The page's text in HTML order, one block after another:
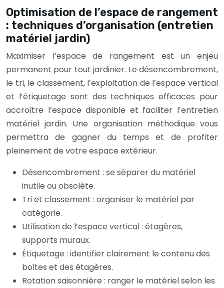
Optimisation de l’espace de rangement
: techniques d’organisation (entretien
matériel jardin)
Maximiser l’espace de rangement est un enjeu
permanent pour tout jardinier. Le désencombrement,
le tri, le classement, l’exploitation de l’espace vertical
et l’étiquetage sont des techniques efficaces pour
accroître l’espace disponible et faciliter l’entretien
matériel jardin. Une organisation méthodique vous
permettra de gagner du temps et de profiter
pleinement de votre espace extérieur.
Désencombrement : se séparer du matériel
inutile ou obsolète.
Tri et classement : organiser le matériel par
catégorie.
Utilisation de l’espace vertical : étagères,
supports muraux.
Étiquetage : identifier clairement le contenu des
boîtes et des étagères.
Rotation saisonnière : ranger le matériel selon les